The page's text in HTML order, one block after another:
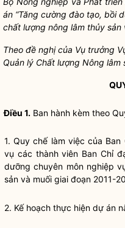
án “Tăng cường đào tạo, bồi
chất lượng nông lâm thủy sản
Theo đề nghị của Vụ trưởng
Quản lý Chất lượng Nông lâm
Điều 1. Ban hành kèm theo
1.Quy chếlàm việc của Ban
vụ các thành viên Ban Chỉ
dưỡng chuyên môn nghiệp
sản và muối giai đoạn 2011-
2. Kế hoạch thực hiện dự án